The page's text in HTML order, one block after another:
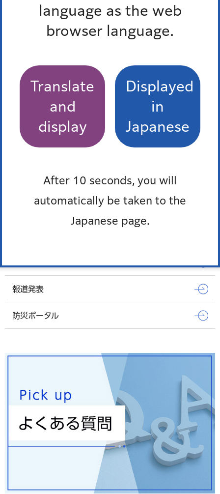
language as the web
browser language.
Translate
and
display
Displayed
in
Japanese
After 10 seconds, you will
automatically be taken to the
Japanese page.
港区食べきり協力店登録制度
しんばし 初藤
有限会社 浜松屋
ムサシヤ
報道発表
防災ポータル